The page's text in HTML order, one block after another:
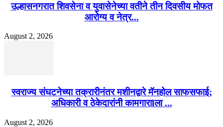
उल्हासनगरात शिवसेना व युवासेनेच्या वतीने तीन दिवसीय मोफत
आरोग्य व नेत्र...
August 2, 2026
स्वराज्य संघटनेच्या तक्रारीनंतर मशीनद्वारे मॅनहोल साफसफाई;
अधिकारी व ठेकेदारांनी कामगाराlला ...
August 2, 2026